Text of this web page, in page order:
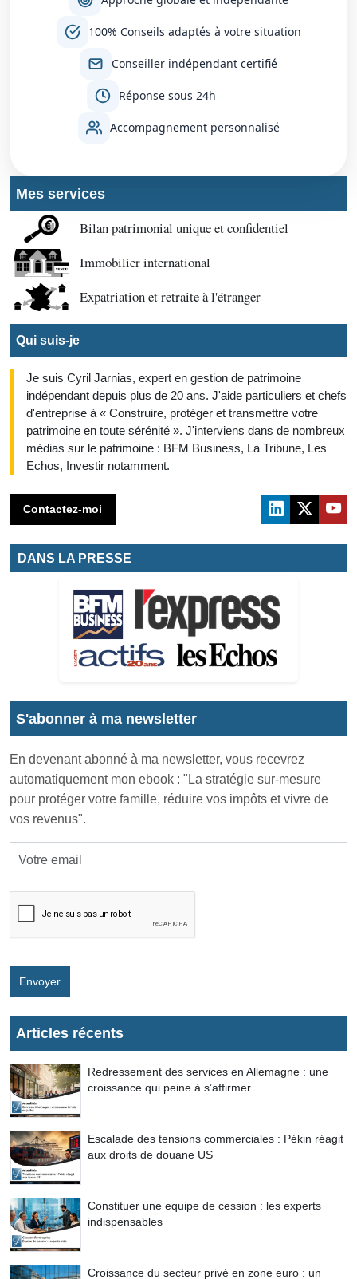
100% Conseils adaptés à votre situation
Conseiller indépendant certifié
Réponse sous 24h
Accompagnement personnalisé
Mes services
Bilan patrimonial unique et confidentiel
Immobilier international
Expatriation et retraite à l'étranger
Qui suis-je
Je suis Cyril Jarnias, expert en gestion de patrimoine
indépendant depuis plus de 20 ans. J'aide particuliers et chefs
d'entreprise à « Construire, protéger et transmettre votre
patrimoine en toute sérénité ». J'interviens dans de nombreux
médias sur le patrimoine : BFM Business, La Tribune, Les
Echos, Investir notamment.
Contactez-moi
DANS LA PRESSE
S'abonner à ma newsletter
En devenant abonné à ma newsletter, vous recevrez
automatiquement mon ebook : "La stratégie sur-mesure
pour protéger votre famille, réduire vos impôts et vivre de
vos revenus".
Envoyer
Articles récents
Redressement des services en Allemagne : une
croissance qui peine à s’affirmer
Escalade des tensions commerciales : Pékin réagit
aux droits de douane US
Constituer une equipe de cession : les experts
indispensables
Croissance du secteur privé en zone euro : un